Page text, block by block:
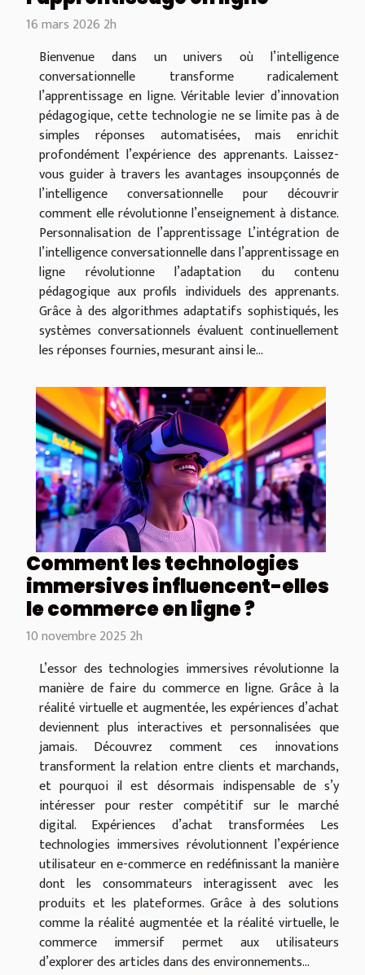
16 mars 2026 2h
Bienvenue dans un univers où l’intelligence
conversationnelle transforme radicalement
l’apprentissage en ligne. Véritable levier d’innovation
pédagogique, cette technologie ne se limite pas à de
simples réponses automatisées, mais enrichit
profondément l’expérience des apprenants. Laissez-
vous guider à travers les avantages insoupçonnés de
l’intelligence conversationnelle pour découvrir
comment elle révolutionne l’enseignement à distance.
Personnalisation de l’apprentissage L’intégration de
l’intelligence conversationnelle dans l’apprentissage en
ligne révolutionne l’adaptation du contenu
pédagogique aux profils individuels des apprenants.
Grâce à des algorithmes adaptatifs sophistiqués, les
systèmes conversationnels évaluent continuellement
les réponses fournies, mesurant ainsi le...
Comment les technologies
immersives influencent-elles
le commerce en ligne ?
10 novembre 2025 2h
L’essor des technologies immersives révolutionne la
manière de faire du commerce en ligne. Grâce à la
réalité virtuelle et augmentée, les expériences d’achat
deviennent plus interactives et personnalisées que
jamais. Découvrez comment ces innovations
transforment la relation entre clients et marchands,
et pourquoi il est désormais indispensable de s’y
intéresser pour rester compétitif sur le marché
digital. Expériences d’achat transformées Les
technologies immersives révolutionnent l’expérience
utilisateur en e-commerce en redéfinissant la manière
dont les consommateurs interagissent avec les
produits et les plateformes. Grâce à des solutions
comme la réalité augmentée et la réalité virtuelle, le
commerce immersif permet aux utilisateurs
d’explorer des articles dans des environnements...